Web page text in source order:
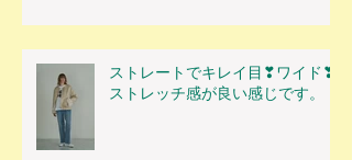
ストレートでキレイ目❣ワイド❣
ストレッチ感が良い感じです。